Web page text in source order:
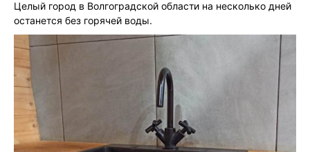
Целый город в Волгоградской области на несколько дней
останется без горячей воды.